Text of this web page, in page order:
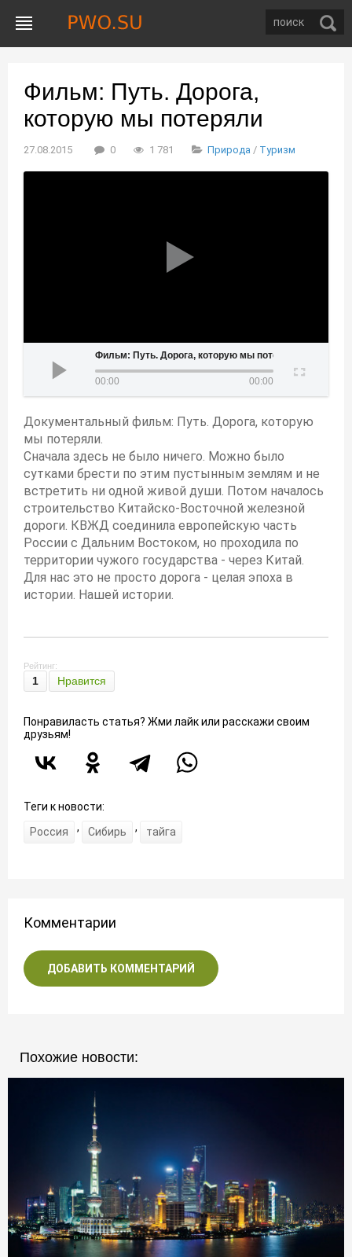
Фильм: Путь. Дорога,
которую мы потеряли
27.08.2015 0 1 781 Природа / Туризм
Фильм: Путь. Дорога, которую мы потеряли
00:00 00:00
Документальный фильм: Путь. Дорога, которую
мы потеряли.
Сначала здесь не было ничего. Можно было
сутками брести по этим пустынным землям и не
встретить ни одной живой души. Потом началось
строительство Китайско-Восточной железной
дороги. КВЖД соединила европейскую часть
России с Дальним Востоком, но проходила по
территории чужого государства - через Китай.
Для нас это не просто дорога - целая эпоха в
истории. Нашей истории.
Рейтинг:
1 Нравится
Понравиласть статья? Жми лайк или расскажи своим
друзьям!
Теги к новости:
Россия
, Сибирь , тайга
Комментарии
ДОБАВИТЬ КОММЕНТАРИЙ
Похожие новости: